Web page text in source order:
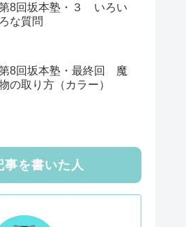
8回坂本塾・３ いろい
ろな質問
8回坂本塾・最終回 魔
の取り方（カラー）
事を書いた人